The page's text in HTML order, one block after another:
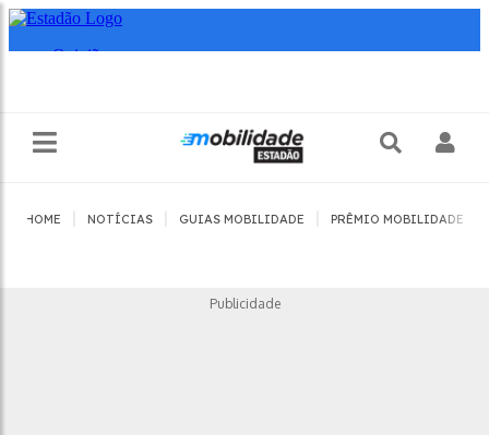
HOME NOTÍCIAS GUIAS MOBILIDADE PRÊMIO MOBILIDADE
Publicidade